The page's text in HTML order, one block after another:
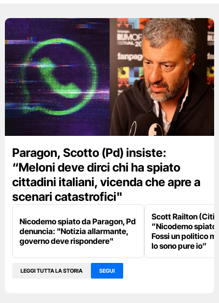
Paragon, Scotto (Pd) insiste:
“Meloni deve dirci chi ha spiato
cittadini italiani, vicenda che apre a
scenari catastrofici"
Nicodemo spiato da Paragon, Pd
denuncia: "Notizia allarmante,
governo deve rispondere"
Scott Railton
”Nicodemo spiato
Fossi un politico
lo sono pure io”
LEGGI TUTTA LA STORIA SEGUI